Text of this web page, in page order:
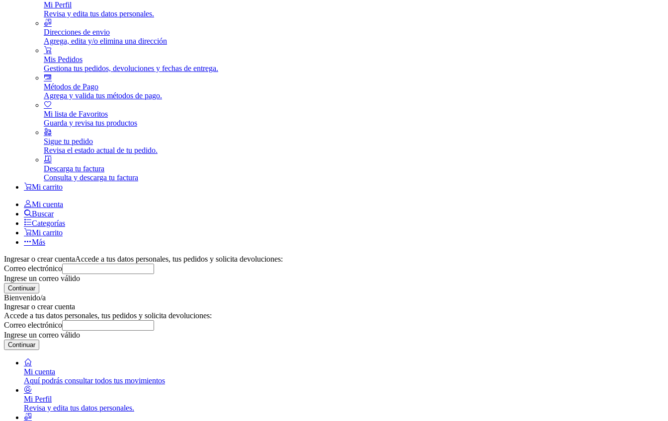
Mi Perfil
Revisa y edita tus datos personales.
Direcciones de envio
Agrega, edita y/o elimina una dirección
Mis Pedidos
Gestiona tus pedidos, devoluciones y fechas de entrega.
Métodos de Pago
Agrega y valida tus métodos de pago.
Mi lista de Favoritos
Guarda y revisa tus productos
Sigue tu pedido
Revisa el estado actual de tu pedido.
Descarga tu factura
Consulta y descarga tu factura
Mi carrito
Mi cuenta
Buscar
Categorías
Mi carrito
Más
Ingresar o crear cuentaAccede a tus datos personales, tus pedidos y solicita devoluciones:
Correo electrónico
Ingrese un correo válido
Continuar
Bienvenido/a
Ingresar o crear cuenta
Accede a tus datos personales, tus pedidos y solicita devoluciones:
Correo electrónico
Ingrese un correo válido
Continuar
Mi cuenta
Aquí podrás consultar todos tus movimientos
Mi Perfil
Revisa y edita tus datos personales.